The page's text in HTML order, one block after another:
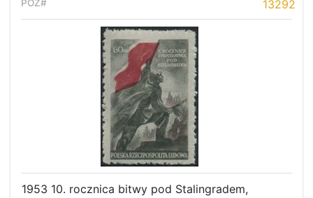
13292
1953 10. rocznica bitwy pod Stalingradem,